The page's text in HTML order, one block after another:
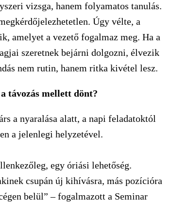
vizsga, hanem folyamatos tanulás.
Úgy vélte, a
amelyet a vezető fogalmaz meg. Ha a
szeretnek bejárni dolgozni, élvezik
nem rutin, hanem ritka kivétel lesz.
távozás mellett dönt?
a nyaralása alatt, a napi feladatoktól
a jelenlegi helyzetével.
egy óriási lehetőség.
csupán új kihívásra, más pozícióra
belül” – fogalmazott a Seminar